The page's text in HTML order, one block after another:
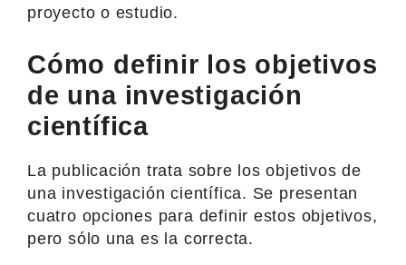
proyecto o estudio.
Cómo definir los objetivos
de una investigación
científica
La publicación trata sobre los objetivos de
una investigación científica. Se presentan
cuatro opciones para definir estos objetivos,
pero sólo una es la correcta.